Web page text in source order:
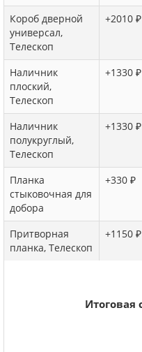
Короб дверной
универсал,
Телескоп
+2010 ₽
Наличник
плоский,
Телескоп
+1330 ₽
Наличник
полукруглый,
Телескоп
+1330 ₽
Планка
стыковочная для
добора
+330 ₽
Притворная
планка, Телескоп
+1150 ₽
Итоговая